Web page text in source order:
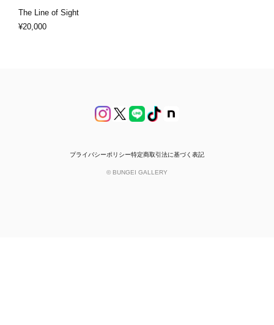
The Line of Sight
¥20,000
プライバシーポリシー特定商取引法に基づく表記
© BUNGEI GALLERY